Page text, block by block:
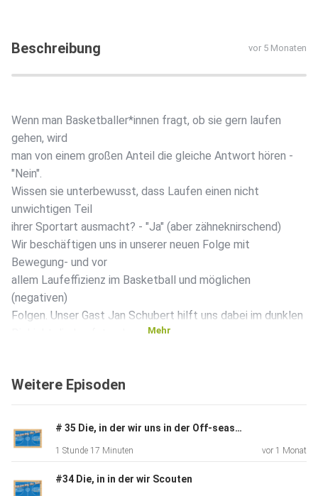
Beschreibung vor 5 Monaten
Wenn man Basketballer*innen fragt, ob sie gern laufen
gehen, wird
man von einem großen Anteil die gleiche Antwort hören -
"Nein".
Wissen sie unterbewusst, dass Laufen einen nicht
unwichtigen Teil
ihrer Sportart ausmacht? - "Ja" (aber zähneknirschend)
Wir beschäftigen uns in unserer neuen Folge mit
Bewegung- und vor
allem Laufeffizienz im Basketball und möglichen
(negativen)
Folgen. Unser Gast Jan Schubert hilft uns dabei im dunklen
Dickicht die Laufstrecke zu finden.
Mehr
Weitere Episoden
# 35 Die, in der wir uns in der Off-season weiterbilden
1 Stunde 17 Minuten vor 1 Monat
#34 Die, in in der wir Scouten